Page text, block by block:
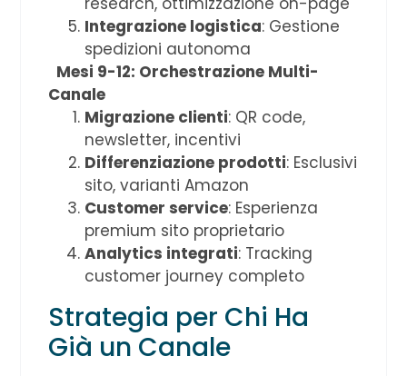
Integrazione logistica: Gestione
spedizioni autonoma
Mesi 9-12: Orchestrazione Multi-
Canale
Migrazione clienti: QR code,
newsletter, incentivi
Differenziazione prodotti: Esclusivi
sito, varianti Amazon
Customer service: Esperienza
premium sito proprietario
Analytics integrati: Tracking
customer journey completo
Strategia per Chi Ha
Già un Canale